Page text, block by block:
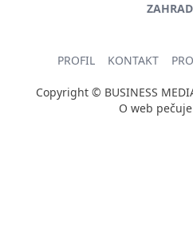
PROFIL KONTAKT
Copyright © BUSINESS